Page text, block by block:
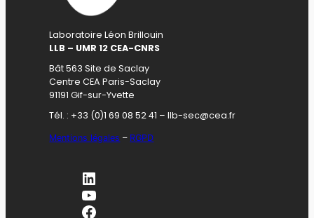
Laboratoire Léon Brillouin
LLB – UMR 12 CEA-CNRS
Bât 563 Site de Saclay
Centre CEA Paris-Saclay
91191 Gif-sur-Yvette
Tél. : +33 (0)1 69 08 52 41 – llb-sec@cea.fr
Mentions légales – RGPD
LinkedIn
YouTube
Facebook